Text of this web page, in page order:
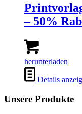
– 50%
herunterladen
Details
Unsere Produkte